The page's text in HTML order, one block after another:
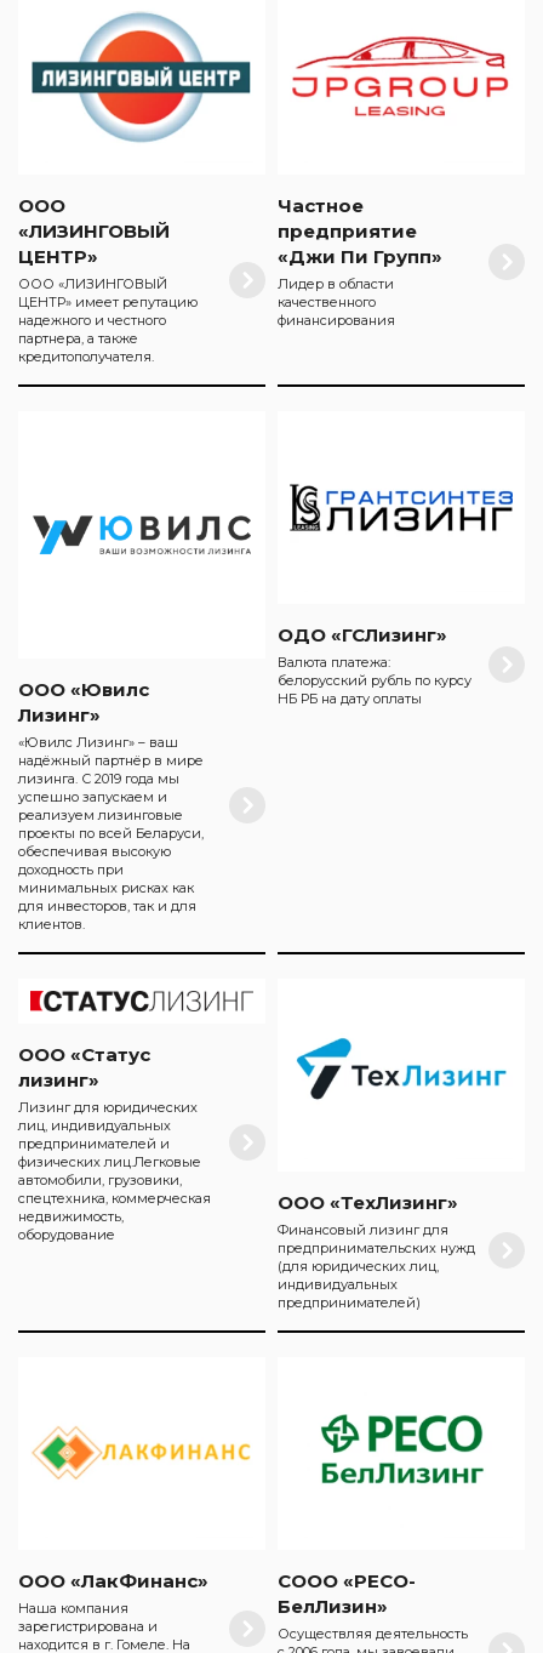
ООО
«ЛИЗИНГОВЫЙ
ЦЕНТР»
ООО «ЛИЗИНГОВЫЙ
ЦЕНТР» имеет репутацию
надежного и честного
партнера, а также
кредитополучателя.
Частное
предприятие
«Джи Пи Групп»
Лидер в области
качественного
финансирования
ООО «Ювилс
Лизинг»
«Ювилс Лизинг» – ваш
надёжный партнёр в мире
лизинга. С 2019 года мы
успешно запускаем и
реализуем лизинговые
проекты по всей Беларуси,
обеспечивая высокую
доходность при
минимальных рисках как
для инвесторов, так и для
клиентов.
ОДО «ГСЛизинг»
Валюта платежа:
белорусский рубль по курсу
НБ РБ на дату оплаты
ООО «Статус
лизинг»
Лизинг для юридических
лиц, индивидуальных
предпринимателей и
физических лиц.Легковые
автомобили, грузовики,
спецтехника, коммерческая
недвижимость,
оборудование
ООО «ТехЛизинг»
Финансовый лизинг для
предпринимательских нужд
(для юридических лиц,
индивидуальных
предпринимателей)
ООО «ЛакФинанс»
Наша компания
зарегистрирована и
находится в г. Гомеле. На
СООО «РЕСО-
БелЛизин»
Осуществляя деятельность